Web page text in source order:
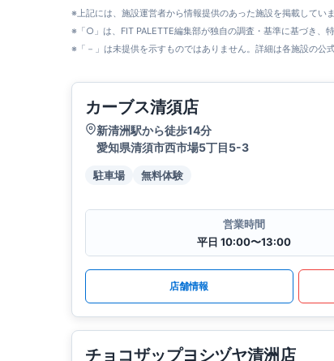
※上記には、施設運営者から情報提供のあった施設を掲載してい
※「○」は、FIT PALETTE編集部が独自の調査・基準に基づき、
※「－」は未提供を示すものではありません。詳細は各施設の公
カーブス清須店
新清洲駅から徒歩14分
愛知県清須市西市場5丁目5-3
駐車場 無料体験
営業時間
平日 10:00〜13:00
店舗情報
チョコザップヨシヅヤ清洲店